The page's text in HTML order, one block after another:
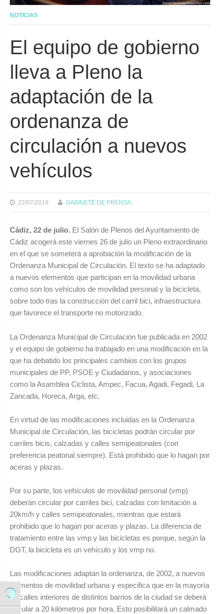
Alternar alto contraste
NOTICIAS
El equipo de gobierno
lleva a Pleno la
adaptación de la
ordenanza de
circulación a nuevos
vehículos
22/07/2019 GABINETE DE PRENSA
Cádiz, 22 de julio. El Salón de Plenos del Ayuntamiento de
Cádiz acogerá este viernes 26 de julio un Pleno extraordinario
en el que se someterá a aprobación la modificación de la
Ordenanza Municipal de Circulación. El texto se ha adaptado
a nuevos elementos que participan en la movilidad urbana
como son los vehículos de movilidad personal y la bicicleta,
sobre todo tras la construcción del carril bici, infraestructura
que favorece el transporte no motorizado.
La Ordenanza Municipal de Circulación fue publicada en 2002
y el equipo de gobierno ha trabajado en una modificación en la
que ha debatido los principales cambios con los grupos
municipales de PP, PSOE y Ciudadanos, y asociaciones
como la Asamblea Ciclista, Ampec, Facua, Agadi, Fegadi, La
Zancada, Horeca, Arga, etc.
En virtud de las modificaciones incluidas en la Ordenanza
Municipal de Circulación, las bicicletas podrán circular por
carriles bicis, calzadas y calles semipeatonales (con
preferencia peatonal siempre). Está prohibido que lo hagan por
aceras y plazas.
Por su parte, los vehículos de movilidad personal (vmp)
deberán circular por carriles bici, calzadas con limitación a
20km/h y calles semipeatonales, mientras que estará
prohibido que lo hagan por aceras y plazas. La diferencia de
tratamiento entre las vmp y las bicicletas es porque, según la
DGT, la bicicleta es un vehículo y los vmp no.
Las modificaciones adaptan la ordenanza, de 2002, a nuevos
elementos de movilidad urbana y especifica que en la mayoría
de calles interiores de distintos barrios de la ciudad se deberá
circular a 20 kilómetros por hora. Esto posibilitará un calmado